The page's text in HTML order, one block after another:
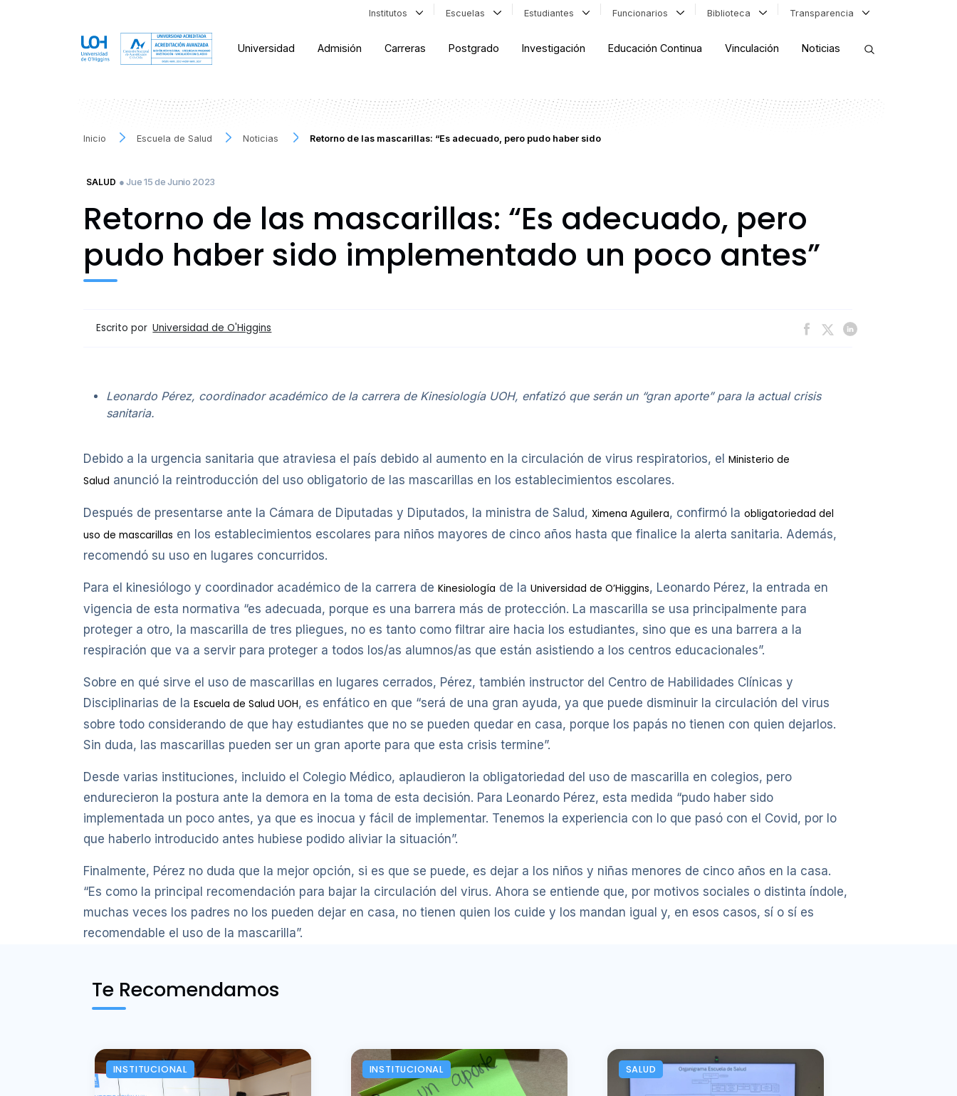
Institutos Escuelas Estudiantes Funcionarios Biblioteca Transparencia
Universidad Admisión Carreras Postgrado Investigación Educación Continua Vinculación Noticias
Inicio Escuela de Salud Noticias Retorno de las mascarillas: “Es adecuado, pero pudo haber sido
SALUD ● Jue 15 de Junio 2023
Retorno de las mascarillas: “Es adecuado, pero
pudo haber sido implementado un poco antes”
Escrito por Universidad de O'Higgins
Leonardo Pérez, coordinador académico de la carrera de Kinesiología UOH, enfatizó que serán un “gran aporte” para la actual crisis
sanitaria.
Debido a la urgencia sanitaria que atraviesa el país debido al aumento en la circulación de virus respiratorios, el Ministerio de
Salud anunció la reintroducción del uso obligatorio de las mascarillas en los establecimientos escolares.
Después de presentarse ante la Cámara de Diputadas y Diputados, la ministra de Salud, Ximena Aguilera, confirmó la obligatoriedad del
uso de mascarillas en los establecimientos escolares para niños mayores de cinco años hasta que finalice la alerta sanitaria. Además,
recomendó su uso en lugares concurridos.
Para el kinesiólogo y coordinador académico de la carrera de Kinesiología de la Universidad de O’Higgins, Leonardo Pérez, la entrada en
vigencia de esta normativa “es adecuada, porque es una barrera más de protección. La mascarilla se usa principalmente para
proteger a otro, la mascarilla de tres pliegues, no es tanto como filtrar aire hacia los estudiantes, sino que es una barrera a la
respiración que va a servir para proteger a todos los/as alumnos/as que están asistiendo a los centros educacionales”.
Sobre en qué sirve el uso de mascarillas en lugares cerrados, Pérez, también instructor del Centro de Habilidades Clínicas y
Disciplinarias de la Escuela de Salud UOH, es enfático en que “será de una gran ayuda, ya que puede disminuir la circulación del virus
sobre todo considerando de que hay estudiantes que no se pueden quedar en casa, porque los papás no tienen con quien dejarlos.
Sin duda, las mascarillas pueden ser un gran aporte para que esta crisis termine”.
Desde varias instituciones, incluido el Colegio Médico, aplaudieron la obligatoriedad del uso de mascarilla en colegios, pero
endurecieron la postura ante la demora en la toma de esta decisión. Para Leonardo Pérez, esta medida “pudo haber sido
implementada un poco antes, ya que es inocua y fácil de implementar. Tenemos la experiencia con lo que pasó con el Covid, por lo
que haberlo introducido antes hubiese podido aliviar la situación”.
Finalmente, Pérez no duda que la mejor opción, si es que se puede, es dejar a los niños y niñas menores de cinco años en la casa.
“Es como la principal recomendación para bajar la circulación del virus. Ahora se entiende que, por motivos sociales o distinta índole,
muchas veces los padres no los pueden dejar en casa, no tienen quien los cuide y los mandan igual y, en esos casos, sí o sí es
recomendable el uso de la mascarilla”.
Te Recomendamos
INSTITUCIONAL INSTITUCIONAL SALUD